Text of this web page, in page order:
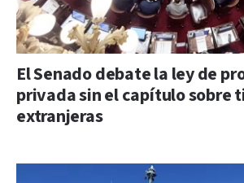
El Senado debate la ley de
privada sin el capítulo sobre
extranjeras